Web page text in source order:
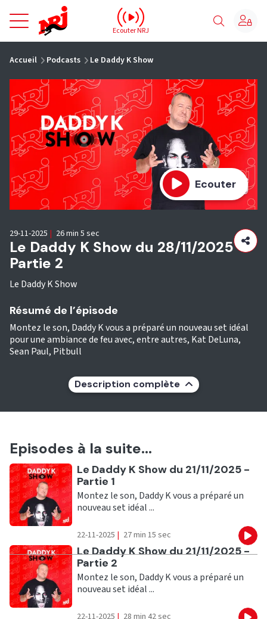
NRJ - Accueil
Ecouter NRJ
Accueil Podcasts Le Daddy K Show
Ecouter
Le Daddy K Show du 28/11/2025 -
Partie 2
Le Daddy K Show
29-11-2025 | 26 min 5 sec
Résumé de l’épisode
Montez le son, Daddy K vous a préparé un nouveau set idéal
pour une ambiance de feu avec, entre autres, Kat DeLuna,
Sean Paul, Pitbull
Description complète
Episodes à la suite...
Ecouter
Le Daddy K Show du 21/11/2025 -
Partie 1
Montez le son, Daddy K vous a préparé un
nouveau set idéal ...
22-11-2025 | 27 min 15 sec
Ecouter
Le Daddy K Show du 21/11/2025 -
Partie 2
Montez le son, Daddy K vous a préparé un
nouveau set idéal ...